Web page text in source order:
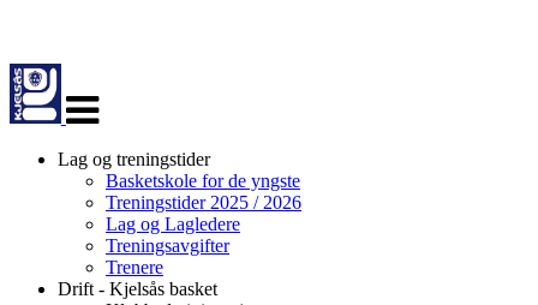
navigasjon
Lag og treningstider
Basketskole for de yngste
Treningstider 2025 / 2026
Lag og Lagledere
Treningsavgifter
Trenere
Drift - Kjelsås basket